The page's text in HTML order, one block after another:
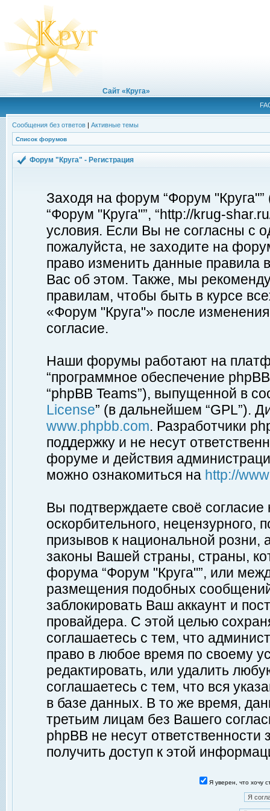
Сайт «Круга»
Сообщения без ответов | Активные темы
Список форумов
Форум "Круга" - Регистрация
Заходя на форум “Форум
“Форум "Круга"”, “http://krug-
условия. Если Вы не согласны с
пожалуйста, не заходите на
право изменить данные правила
Вас об этом. Также, мы
правилам, чтобы быть в курсе
«Форум "Круга"» после
согласие.
Наши форумы работают на
“программное обеспечение
“phpBB Teams”), выпущенной в
License” (в дальнейшем “GPL”).
www.phpbb.com. Разработчики
поддержку и не несут
форуме и действия
можно ознакомиться на http://
Вы подтверждаете своё
оскорбительного, нецензурного,
призывов к национальной
законы Вашей страны, страны,
форума “Форум "Круга"”, или
размещения подобных
заблокировать Ваш аккаунт и
провайдера. С этой целью
соглашаетесь с тем, что
право в любое время по своему
редактировать, или удалить
соглашаетесь с тем, что вся
в базе данных. В то же время,
третьим лицам без Вашего
phpBB не несут ответственности
получить доступ к этой
Я уверен, что хочу